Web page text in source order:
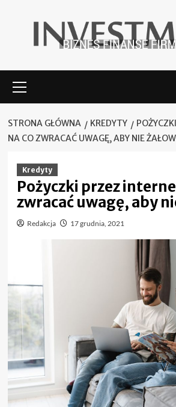
główne
STRONA GŁÓWNA KREDYTY
NA CO ZWRACAĆ UWAGĘ, ABY NIE
Kredyty
Pożyczki przez
zwracać uwagę, aby
Redakcja 17 grudnia, 2021